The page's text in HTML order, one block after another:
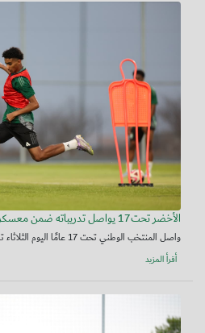
الأخضر تحت17 يواصل تدريباته ضمن معسكر الطائف
واصل المنتخب الوطني تحت 17 عامًا اليوم الثلاثاء تدريباته ضمن معسكره في...
أقرأ المزيد